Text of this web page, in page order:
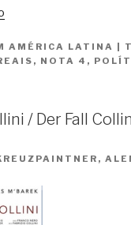
AMÉRICA LATINA
, NOTA 4 ,
/ Der Fall